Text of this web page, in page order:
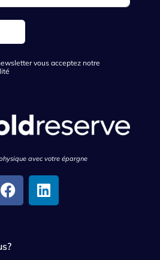
vous acceptez notre
avec votre épargne